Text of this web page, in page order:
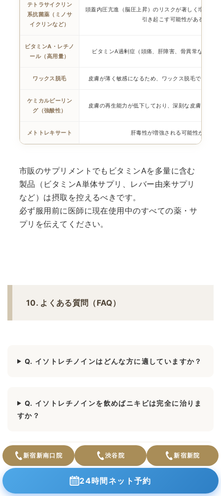
テトラサイクリン
系抗菌薬（ミノサ
イクリンなど）
頭蓋内圧亢進（脳圧上昇）のリスクが著しく増大。
引き起こす可能性がある
ビタミンA・レチノ
ール（高用量）
ビタミンA過剰症（頭痛、肝障害、骨異常など）
ワックス脱毛 皮膚が薄く敏感になるため、ワックス脱毛で皮膚が
ケミカルピーリン
グ（強酸性）
皮膚の再生能力が低下しており、深刻な皮膚損傷に
メトトレキサート 肝毒性が増強される可能性がある
市販のサプリメントでもビタミンAを多量に含む
製品（ビタミンA単体サプリ、レバー由来サプリ
など）は摂取を控えるべきです。
必ず服用前に医師に現在使用中のすべての薬・サ
プリを伝えてください。
10. よくある質問（FAQ）
Q. イソトレチノインはどんな方に適していますか？
Q. イソトレチノインを飲めばニキビは完全に治りま
すか？
Q. 服用期間はどのくらいですか？
新宿新南口院 渋谷院 新宿新院
24時間ネット予約